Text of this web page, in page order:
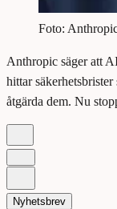
Foto:
Anthropic säger att
hittar
åtgärda dem. Nu
Nyhetsbrev